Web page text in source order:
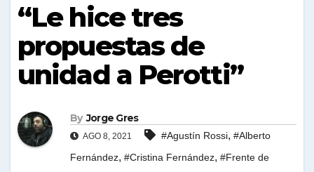
“Le hice tres
propuestas de
unidad a Perotti”
By Jorge Gres
AGO 8, 2021 #Agustín Rossi, #Alberto
Fernández, #Cristina Fernández, #Frente de